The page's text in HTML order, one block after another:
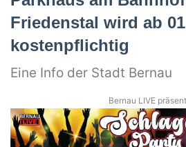
Friedenstal wird ab
kostenpflichtig
Eine Info der Stadt Bernau
Bernau LIVE